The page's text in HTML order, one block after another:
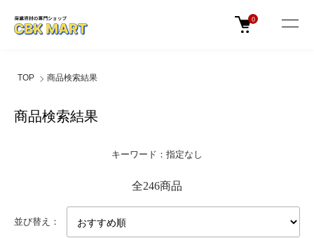
0
TOP 商品検索結果
商品検索結果
キーワード：指定なし
全246商品
並び替え：